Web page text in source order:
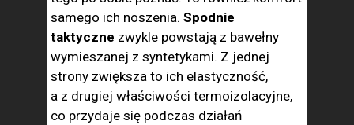
samego ich noszenia. Spodnie
taktyczne zwykle powstają z bawełny
wymieszanej z syntetykami. Z jednej
strony zwiększa to ich elastyczność,
a z drugiej właściwości termoizolacyjne,
co przydaje się podczas działań